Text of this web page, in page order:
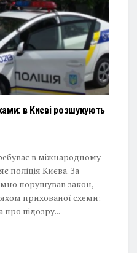
в Києві розшукують
в міжнародному
поліція Києва. За
порушував закон,
прихованої схеми:
про підозру...